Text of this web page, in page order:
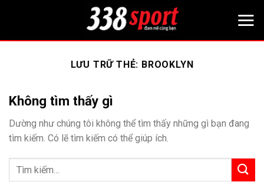
LƯU TRỮ THẺ: BROOKLYN
Không tìm thấy gì
Dường như chúng tôi không thể tìm thấy những gì bạn đang
tìm kiếm. Có lẽ tìm kiếm có thể giúp ích.